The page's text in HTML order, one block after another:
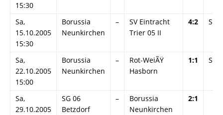
15:30
Sa,
15.10.2005
15:30
Borussia
Neunkirchen
–
SV Eintracht
Trier 05 II
4:2
Sa,
22.10.2005
15:00
Borussia
Neunkirchen
–
Rot-WeiÃŸ
Hasborn
1:1
Sa,
29.10.2005
SG 06
Betzdorf
–
Borussia
Neunkirchen
2:1